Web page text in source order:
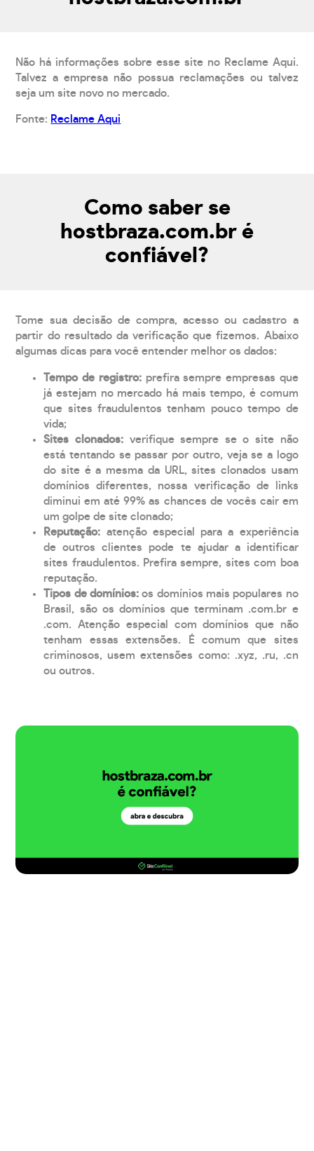
Não há informações sobre esse site no Reclame Aqui.
Talvez a empresa não possua reclamações ou talvez
seja um site novo no mercado.
Fonte: Reclame Aqui
Como saber se
hostbraza.com.br é
confiável?
Tome sua decisão de compra, acesso ou cadastro a
partir do resultado da verificação que fizemos. Abaixo
algumas dicas para você entender melhor os dados:
Tempo de registro: prefira sempre empresas que
já estejam no mercado há mais tempo, é comum
que sites fraudulentos tenham pouco tempo de
vida;
Sites clonados: verifique sempre se o site não
está tentando se passar por outro, veja se a logo
do site é a mesma da URL, sites clonados usam
domínios diferentes, nossa verificação de links
diminui em até 99% as chances de vocês cair em
um golpe de site clonado;
Reputação: atenção especial para a experiência
de outros clientes pode te ajudar a identificar
sites fraudulentos. Prefira sempre, sites com boa
reputação.
Tipos de domínios:os domínios mais populares no
Brasil, são os domínios que terminam .com.br e
.com. Atenção especial com domínios que não
tenham essas extensões. É comum que sites
criminosos, usem extensões como: .xyz, .ru, .cn
ou outros.